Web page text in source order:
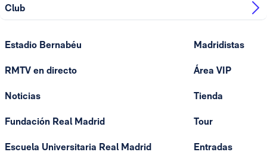
Club
Estadio Bernabéu
RMTV en directo
Noticias
Fundación Real Madrid
Escuela Universitaria Real Madrid
Madridistas
Área VIP
Tienda
Tour
Entradas